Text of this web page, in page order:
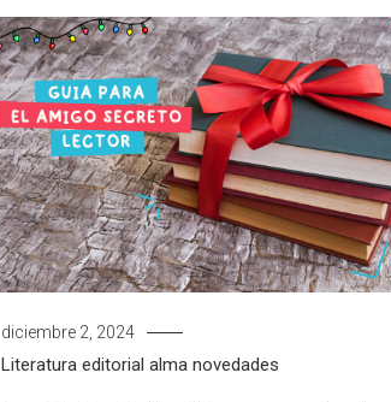
diciembre 2, 2024
Literatura editorial alma novedades